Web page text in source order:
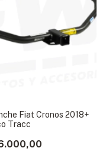
Fiat Cronos 2018+
Tracc